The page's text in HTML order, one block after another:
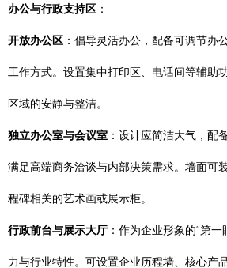
办公与行政支持区 ：
开放办公区 ：倡导灵活办公，配备可调节办
工作方式。设置集中打印区、电话间等辅助
区域的安静与整洁。
独立办公室与会议室 ：设计应简洁大气，配
满足高端商务洽谈与内部决策需求。墙面可
程碑相关的艺术画或展示柜。
行政前台与展示大厅 ：作为企业形象的“第
力与行业特性。可设置企业历程墙、核心产